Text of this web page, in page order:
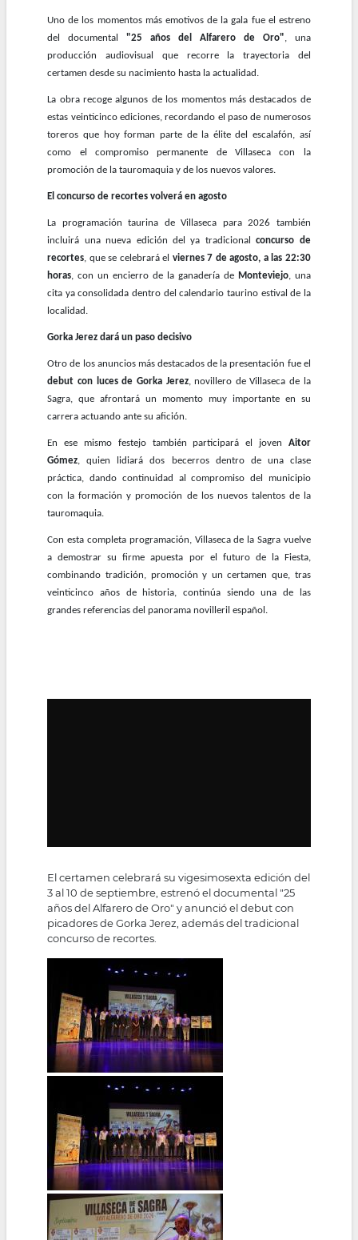
Uno de los momentos más emotivos de la gala fue el estreno
del documental"25 años del Alfarero de Oro", una
producción audiovisual que recorre la trayectoria del
certamen desde su nacimiento hasta la actualidad.
La obra recoge algunos de los momentos más destacados de
estas veinticinco ediciones, recordando el paso de numerosos
toreros que hoy forman parte de la élite del escalafón, así
como el compromiso permanente de Villaseca con la
promoción de la tauromaquia y de los nuevos valores.
El concurso de recortes volverá en agosto
La programación taurina de Villaseca para 2026 también
incluirá una nueva edición del ya tradicionalconcurso de
recortes, que se celebrará el viernes 7 de agosto, a las 22:30
horas, con un encierro de la ganadería de Monteviejo, una
cita ya consolidada dentro del calendario taurino estival de la
localidad.
Gorka Jerez dará un paso decisivo
Otro de los anuncios más destacados de la presentación fue el
debut con luces de Gorka Jerez, novillero de Villaseca de la
Sagra, que afrontará un momento muy importante en su
carrera actuando ante su afición.
En ese mismo festejo también participará el joven Aitor
Gómez, quien lidiará dos becerros dentro de una clase
práctica, dando continuidad al compromiso del municipio
con la formación y promoción de los nuevos talentos de la
tauromaquia.
Con esta completa programación, Villaseca de la Sagra vuelve
a demostrar su firme apuesta por el futuro de la Fiesta,
combinando tradición, promoción y un certamen que, tras
veinticinco años de historia, continúa siendo una de las
grandes referencias del panorama novilleril español.
El certamen celebrará su vigesimosexta edición del
3 al 10 de septiembre, estrenó el documental "25
años del Alfarero de Oro" y anunció el debut con
picadores de Gorka Jerez, además del tradicional
concurso de recortes.